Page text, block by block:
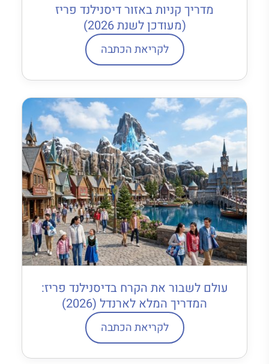
מדריך קניות באזור דיסנילנד פריז
(מעודכן לשנת 2026)
לקריאת הכתבה
עולם לשבור את הקרח בדיסנילנד פריז:
המדריך המלא לארנדל (2026)
לקריאת הכתבה